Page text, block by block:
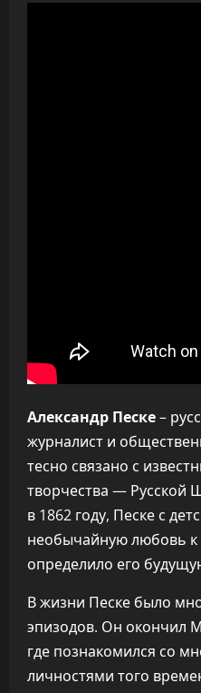
Александр Песке–
журналист и
тесно связано с
творчества — Русской
в 1862 году, Песке с
необычайную любовь
определило его
В жизни Песке было
эпизодов. Он окончил
где познакомился со
личностями того